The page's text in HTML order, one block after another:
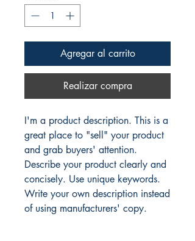
Agregar al carrito
Realizar compra
I'm a product description. This is a
great place to "sell" your product
and grab buyers' attention.
Describe your product clearly and
concisely. Use unique keywords.
Write your own description instead
of using manufacturers' copy.